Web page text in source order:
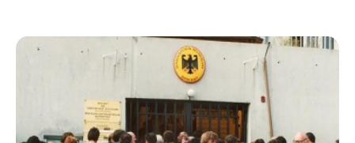
ライフスタイル
著者一覧
ライター募集